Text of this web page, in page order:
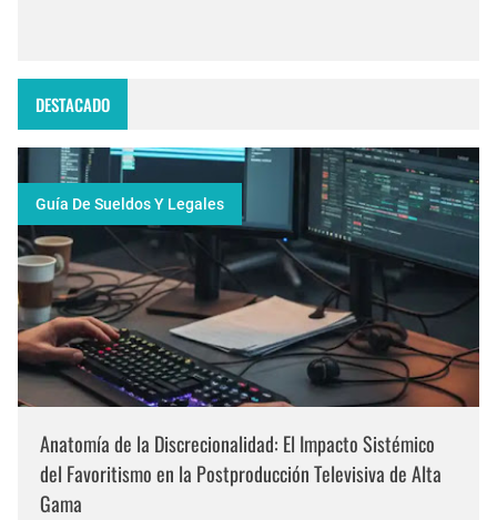
DESTACADO
Guía De Sueldos Y Legales
Anatomía de la Discrecionalidad: El Impacto Sistémico
del Favoritismo en la Postproducción Televisiva de Alta
Gama